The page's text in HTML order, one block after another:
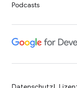
Podcasts